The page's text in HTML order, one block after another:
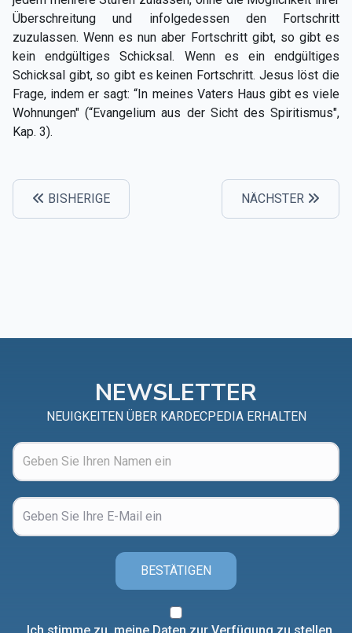
Überschreitung und infolgedessen den Fortschritt
zuzulassen. Wenn es nun aber Fortschritt gibt, so gibt es
kein endgültiges Schicksal. Wenn es ein endgültiges
Schicksal gibt, so gibt es keinen Fortschritt. Jesus löst die
Frage, indem er sagt: “In meines Vaters Haus gibt es viele
Wohnungen" (“Evangelium aus der Sicht des Spiritismus",
Kap. 3).
BISHERIGE NÄCHSTER
NEWSLETTER
NEUIGKEITEN ÜBER KARDECPEDIA ERHALTEN
BESTÄTIGEN